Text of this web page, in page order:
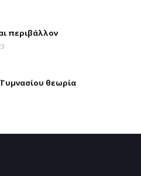
περιβάλλον
Γυμνασίου θεωρία